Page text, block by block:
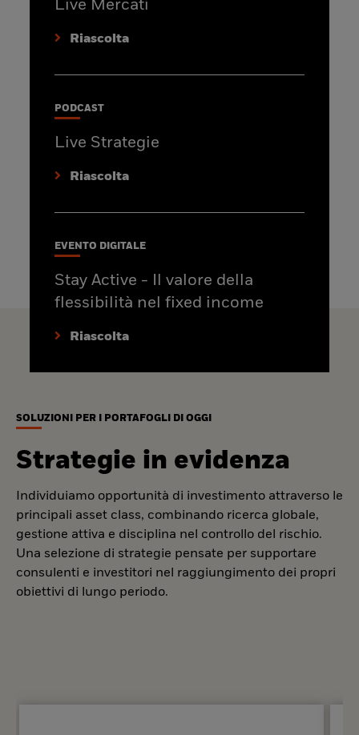
Live Mercati
Riascolta
PODCAST
Live Strategie
Riascolta
EVENTO DIGITALE
Stay Active - Il valore della
flessibilità nel fixed income
Riascolta
SOLUZIONI PER I PORTAFOGLI DI OGGI
Strategie in evidenza
Individuiamo opportunità di investimento attraverso le
principali asset class, combinando ricerca globale,
gestione attiva e disciplina nel controllo del rischio.
Una selezione di strategie pensate per supportare
consulenti e investitori nel raggiungimento dei propri
obiettivi di lungo periodo.